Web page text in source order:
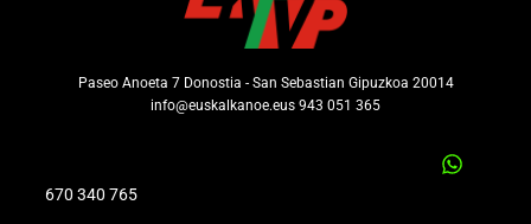
Paseo Anoeta 7 Donostia - San Sebastian Gipuzkoa 20014
info@euskalkanoe.eus 943 051 365
670 340 765